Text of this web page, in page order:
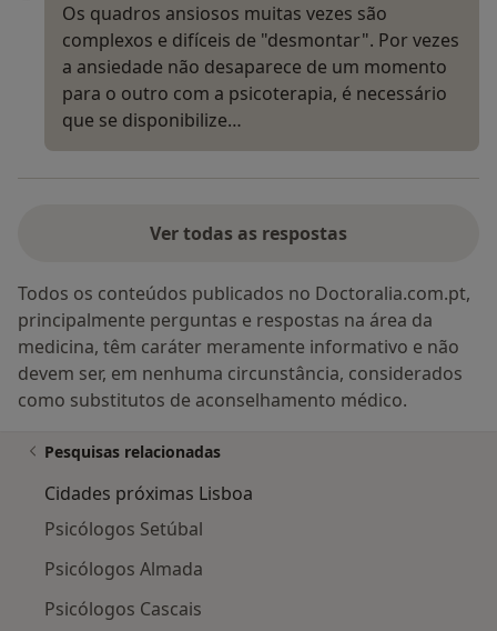
Os quadros ansiosos muitas vezes são
complexos e difíceis de "desmontar". Por vezes
a ansiedade não desaparece de um momento
para o outro com a psicoterapia, é necessário
que se disponibilize…
Ver todas as respostas
Todos os conteúdos publicados no Doctoralia.com.pt,
principalmente perguntas e respostas na área da
medicina, têm caráter meramente informativo e não
devem ser, em nenhuma circunstância, considerados
como substitutos de aconselhamento médico.
Pesquisas relacionadas
Cidades próximas Lisboa
Psicólogos Setúbal
Psicólogos Almada
Psicólogos Cascais